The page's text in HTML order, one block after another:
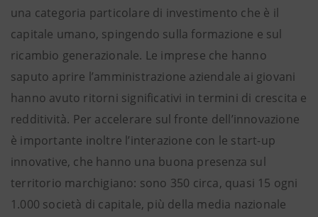
una categoria particolare di investimento che è il
capitale umano, spingendo sulla formazione e sul
ricambio generazionale. Le imprese che hanno
saputo aprire l’amministrazione aziendale ai giovani
hanno avuto ritorni significativi in termini di crescita e
redditività. Per accelerare sul fronte dell’innovazione
è importante inoltre l’interazione con le start-up
innovative, che hanno una buona presenza sul
territorio marchigiano: sono 350 circa, quasi 15 ogni
1.000 società di capitale, più della media nazionale